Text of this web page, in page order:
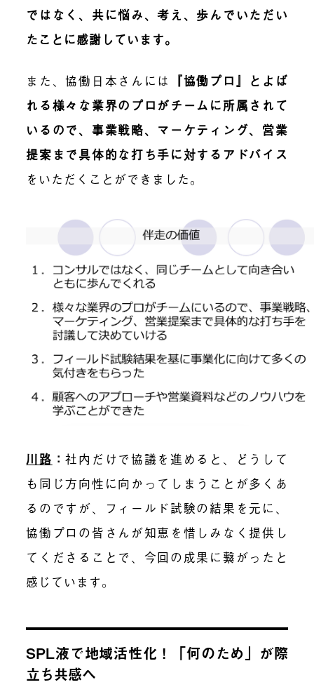
ではなく、共に悩み、考え、歩んでいただい
たことに感謝しています。
また、協働日本さんには 『協働プロ』とよば
れる様々な業界のプロがチームに所属されて
いるので、事業戦略、マーケティング、営業
提案まで具体的な打ち手に対するアドバイス
をいただくことができました。
川路 ：社内だけで協議を進めると、どうして
も同じ方向性に向かってしまうことが多くあ
るのですが、フィールド試験の結果を元に、
協働プロの皆さんが知恵を惜しみなく提供し
てくださることで、今回の成果に繋がったと
感じています。
SPL液で地域活性化！「何のため」が際
立ち共感へ